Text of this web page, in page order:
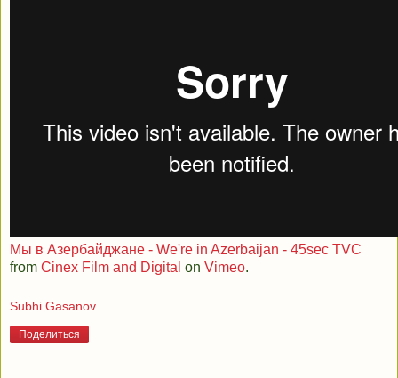
Мы в Азербайджане - We're in Azerbaijan - 45sec TVC
from Cinex Film and Digital on Vimeo.
Subhi Gasanov
Поделиться